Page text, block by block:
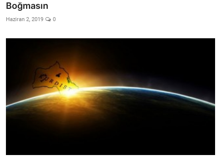
Arşiv
İletişim
Kurdi
Boğmasın
Haziran 2, 2019 0